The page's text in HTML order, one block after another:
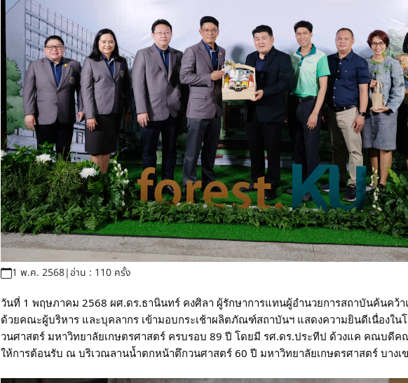
1 พ.ค. 2568|อ่าน : 110 ครั้ง
วันที่ 1 พฤษภาคม 2568 ผศ.ดร.ธานินทร์ คงศิลา ผู้รักษาการแทนผู้อำนวยการสถาบันค้นค
ด้วยคณะผู้บริหาร และบุคลากร เข้ามอบกระเช้าผลิตภัณฑ์สถาบันฯ แสดงความยินดีเนื่องใ
วนศาสตร์ มหาวิทยาลัยเกษตรศาสตร์ ครบรอบ 89 ปี โดยมี รศ.ดร.ประทีป ด้วงแค คณบดี
ให้การต้อนรับ ณ บริเวณลานน้ำตกหน้าตึกวนศาสตร์ 60 ปี มหาวิทยาลัยเกษตรศาสตร์ บางเ